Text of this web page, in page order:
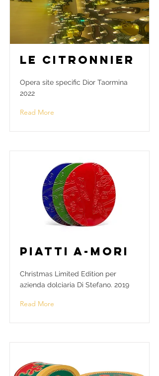
Le citronnier
Opera site specific Dior Taormina
2022
Read More
Piatti A-Mori
Christmas Limited Edition per
azienda dolciaria Di Stefano. 2019
Read More